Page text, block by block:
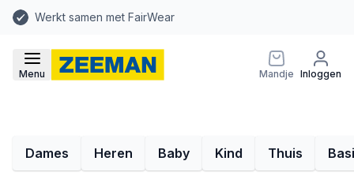
Werkt samen met FairWear
Menu Mandje Inloggen
Dames Heren Baby Kind Thuis